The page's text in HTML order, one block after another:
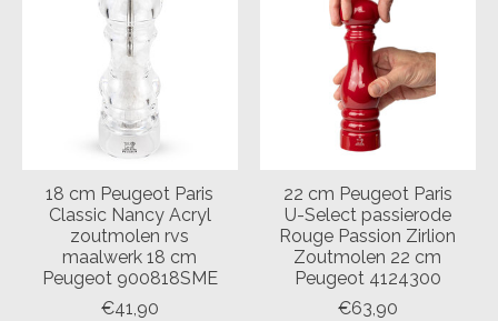
18 cm Peugeot Paris
Classic Nancy Acryl
zoutmolen rvs
maalwerk 18 cm
Peugeot 900818SME
€41,90
22 cm Peugeot Paris
U-Select passierode
Rouge Passion Zirlion
Zoutmolen 22 cm
Peugeot 4124300
€63,90